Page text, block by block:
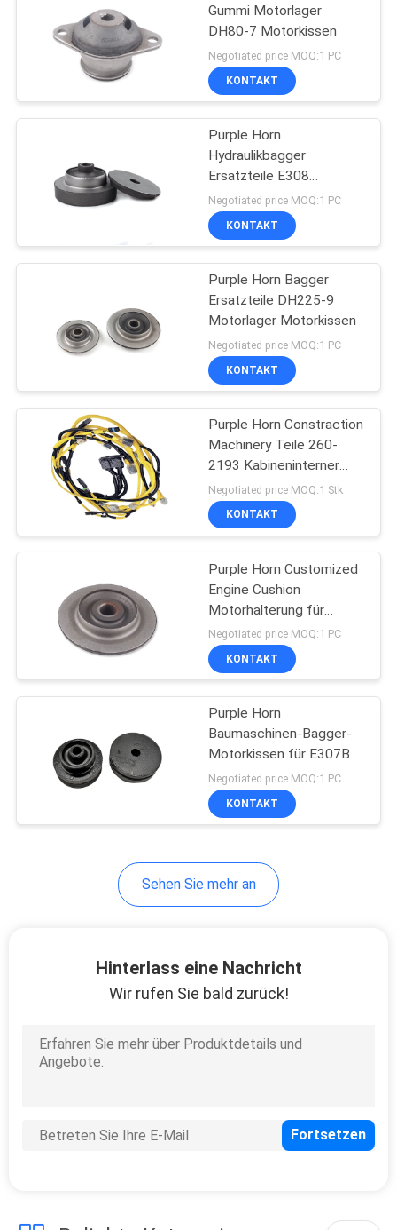
ZITAT
PRIVACY
Schwingen-
Motorenmontage
19
BaggerMagnetventil
Bagger Engine Parts
160
Bagger Electrical
Parts
Regler-Bagger
Bewegungsbagger
Gummi Motorlager
DH80-7 Motorkissen
Negotiated price MOQ:1 PC
KONTAKT
Purple Horn
Hydraulikbagger
Ersatzteile E308
Motorlager Motorkissen
Negotiated price MOQ:1 PC
KONTAKT
Purple Horn Bagger
Ersatzteile DH225-9
Motorlager Motorkissen
Negotiated price MOQ:1 PC
KONTAKT
Purple Horn Constraction
Machinery Teile 260-
2193 Kabineninterner
Kabelbaum E320D
E336D
Negotiated price MOQ:1 Stk
KONTAKT
Purple Horn Customized
Engine Cushion
Motorhalterung für
DH225-7
Negotiated price MOQ:1 PC
KONTAKT
Purple Horn
Baumaschinen-Bagger-
Motorkissen für E307B
E307C E307D 4M40
Motorhalterung
Negotiated price MOQ:1 PC
KONTAKT
Sehen Sie mehr an
Hinterlass eine Nachricht
Wir rufen Sie bald zurück!